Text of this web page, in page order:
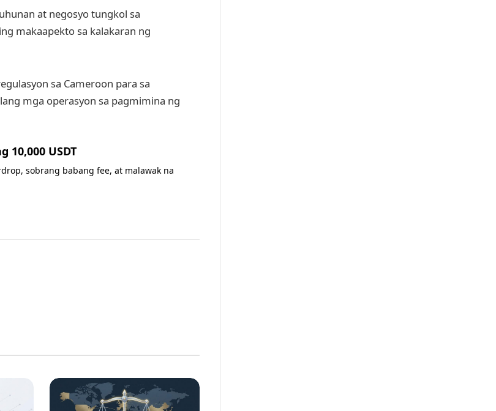
at negosyo tungkol sa
makaapekto sa kalakaran ng
sa Cameroon para sa
mga operasyon sa pagmimina ng
10,000 USDT
sobrang babang fee, at malawak na